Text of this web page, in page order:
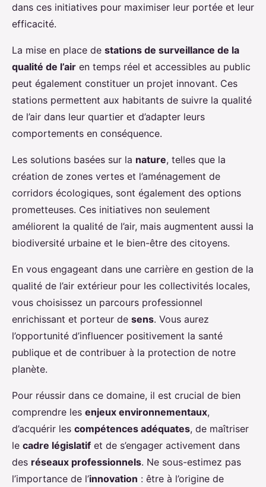
dans ces initiatives pour maximiser leur portée et leur
efficacité.
La mise en place de stations de surveillance de la
qualité de l’air en temps réel et accessibles au public
peut également constituer un projet innovant. Ces
stations permettent aux habitants de suivre la qualité
de l’air dans leur quartier et d’adapter leurs
comportements en conséquence.
Les solutions basées sur la nature, telles que la
création de zones vertes et l’aménagement de
corridors écologiques, sont également des options
prometteuses. Ces initiatives non seulement
améliorent la qualité de l’air, mais augmentent aussi la
biodiversité urbaine et le bien-être des citoyens.
En vous engageant dans une carrière en gestion de la
qualité de l’air extérieur pour les collectivités locales,
vous choisissez un parcours professionnel
enrichissant et porteur de sens. Vous aurez
l’opportunité d’influencer positivement la santé
publique et de contribuer à la protection de notre
planète.
Pour réussir dans ce domaine, il est crucial de bien
comprendre les enjeux environnementaux,
d’acquérir les compétences adéquates, de maîtriser
le cadre législatif et de s’engager activement dans
des réseaux professionnels. Ne sous-estimez pas
l’importance de l’innovation : être à l’origine de